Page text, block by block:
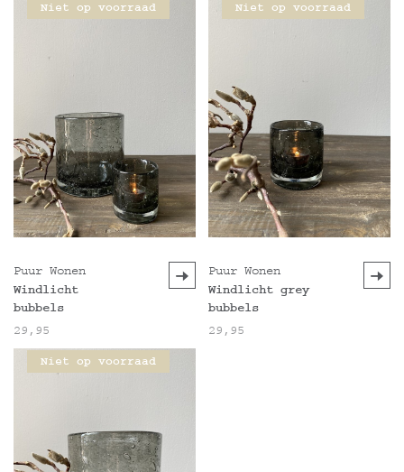
Niet op voorraad
Puur Wonen
Windlicht
bubbels
29,95
Niet op voorraad
Puur Wonen
Windlicht grey
bubbels
29,95
Niet op voorraad